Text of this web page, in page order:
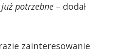
potrzebne – dodał
zainteresowanie